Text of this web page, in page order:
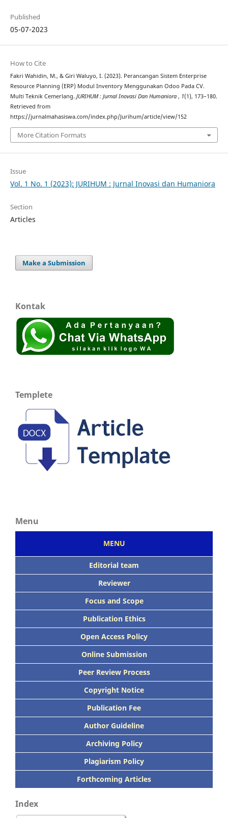
Published
05-07-2023
How to Cite
Fakri Wahidin, M., & Giri Waluyo, I. (2023). Perancangan Sistem Enterprise
Resource Planning (ERP) Modul Inventory Menggunakan Odoo Pada CV.
Multi Teknik Cemerlang. JURIHUM : Jurnal Inovasi Dan Humaniora , 1(1), 173–180.
Retrieved from
https://jurnalmahasiswa.com/index.php/Jurihum/article/view/152
More Citation Formats
Issue
Vol. 1 No. 1 (2023): JURIHUM : Jurnal Inovasi dan Humaniora
Section
Articles
Make a Submission
Kontak
Templete
Menu
MENU
Editorial team
Reviewer
Focus and Scope
Publication Ethics
Open Access Policy
Online Submission
Peer Review Process
Copyright Notice
Publication Fee
Author Guideline
Archiving Policy
Plagiarism Policy
Forthcoming Articles
Index